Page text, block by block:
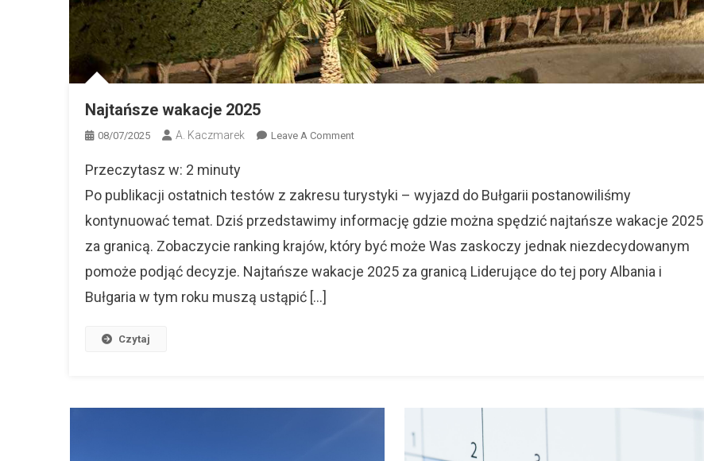
Najtańsze wakacje 2025
08/07/2025 A. Kaczmarek Leave A CommentOn
2025
Przeczytasz w: 2 minuty
Po publikacji ostatnich testów z zakresu turystyki – wyjazd do Bułgarii postanowiliśmy
kontynuować temat. Dziś przedstawimy informację gdzie można spędzić najtańsze wakacje 2025
za granicą. Zobaczycie ranking krajów, który być może Was zaskoczy jednak niezdecydowanym
pomoże podjąć decyzje. Najtańsze wakacje 2025 za granicą Liderujące do tej pory Albania i
Bułgaria w tym roku muszą ustąpić […]
Czytaj